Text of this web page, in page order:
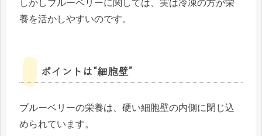
しかしブルーベリーに関しては、実は冷凍の方が栄
養を活かしやすいのです。
ポイントは“細胞壁”
ブルーベリーの栄養は、硬い細胞壁の内側に閉じ込
められています。